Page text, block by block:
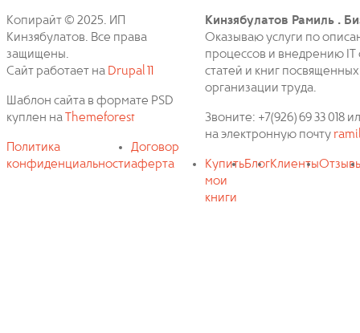
Копирайт © 2025. ИП
Кинзябулатов. Все права
защищены.
Сайт работает на Drupal 11
Шаблон сайта в формате PSD
куплен на
Themeforest
Политика
конфиденциальности
Договор
аферта
Кинзябулатов Рамиль .
Оказываю услуги по
процессов и внедрению IT
статей и книг
организации труда.
Звоните: +7(926) 69 33 018
на электронную почту
Купить
мои
книги
БлогКлиенты